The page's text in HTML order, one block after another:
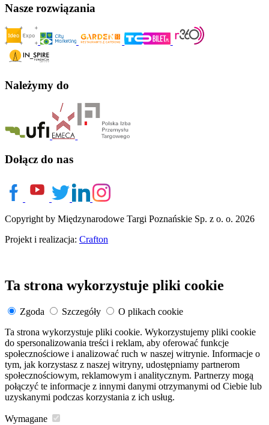
Nasze rozwiązania
Należymy do
Dołącz do nas
Copyright by Międzynarodowe Targi Poznańskie Sp. z o. o. 2026
Projekt i realizacja: Crafton
Ta strona wykorzystuje pliki cookie
Zgoda Szczegóły
O plikach cookie
Ta strona wykorzystuje pliki cookie. Wykorzystujemy pliki cookie
do spersonalizowania treści i reklam, aby oferować funkcje
społecznościowe i analizować ruch w naszej witrynie. Informacje o
tym, jak korzystasz z naszej witryny, udostępniamy partnerom
społecznościowym, reklamowym i analitycznym. Partnerzy mogą
połączyć te informacje z innymi danymi otrzymanymi od Ciebie lub
uzyskanymi podczas korzystania z ich usług.
Wymagane